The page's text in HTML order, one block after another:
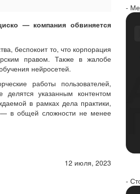
— компания обвиняется
беспокоит то, что корпорация
правом. Также в жалобе
нейросетей.
работы пользователей,
указанным контентом
в рамках дела практики,
в общей сложности не менее
12 июля, 2023
-
-